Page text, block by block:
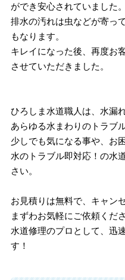
ができ安心されていました。
排水の汚れは虫などが寄っ
もなります。
キレイになった後、再度お
させていただきました。
ひろしま水道職人は、水漏
あらゆる水まわりのトラブ
少しでも気になる事や、お
水のトラブル即対応！の水
さい。
お見積りは無料で、キャン
まずわお気軽にご依頼くださ
水道修理のプロとして、迅
す！